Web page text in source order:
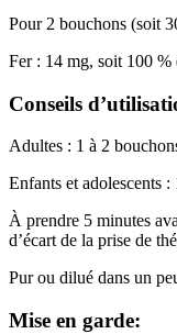
Pour 2 bouchons (soit
Fer : 14 mg, soit 100 %
Conseils
Adultes : 1 à 2
Enfants et adolescents
À prendre 5 minutes
d’écart de la prise de
Pur ou dilué dans un
Mise en garde: